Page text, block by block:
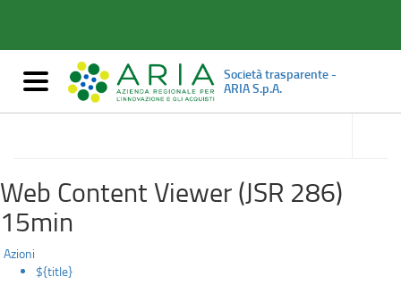
Mostra/nascondi
navigazione
Società trasparente -
ARIA S.p.A.
accedi
Web Content Viewer (JSR 286)
15min
Azioni
${title}